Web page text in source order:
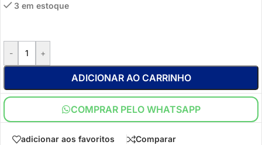
3 em estoque
- +
ADICIONAR AO CARRINHO
COMPRAR PELO WHATSAPP
adicionar aos favoritos Comparar